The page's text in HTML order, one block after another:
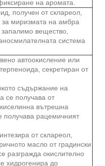
на аромата.
получен от склареол,
за миризмата на амбра
вещество,
система
автоокисление или
секретиран от
съдържание на
се получава от
вътрешна
получава рацемичният
от склареол,
масло от градински
разгражда окислително
хидрогенира до